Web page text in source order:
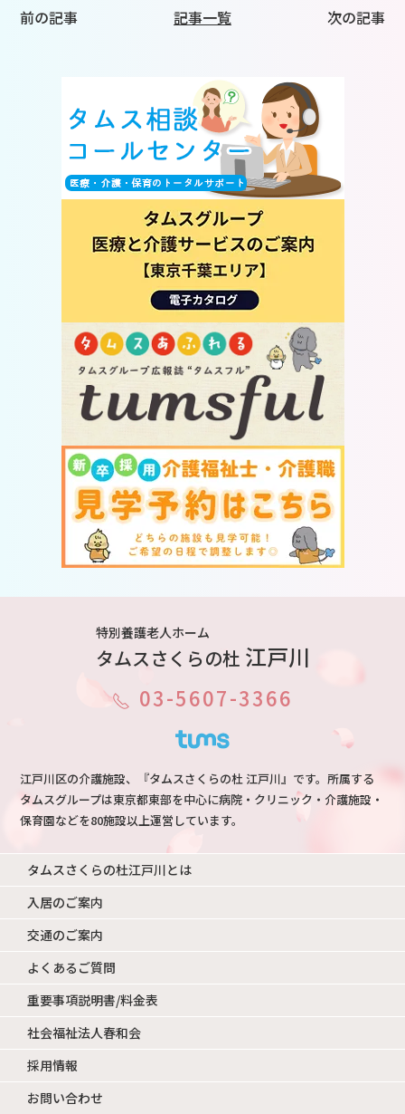
前の記事 記事一覧 次の記事
特別養護老人ホーム
タムスさくらの杜 江戸川
03-5607-3366
江戸川区の介護施設、『タムスさくらの杜 江戸川』です。所属する
タムスグループは東京都東部を中心に病院・クリニック・介護施設・
保育園などを80施設以上運営しています。
タムスさくらの杜江戸川とは
入居のご案内
交通のご案内
よくあるご質問
重要事項説明書/料金表
社会福祉法人春和会
採用情報
お問い合わせ